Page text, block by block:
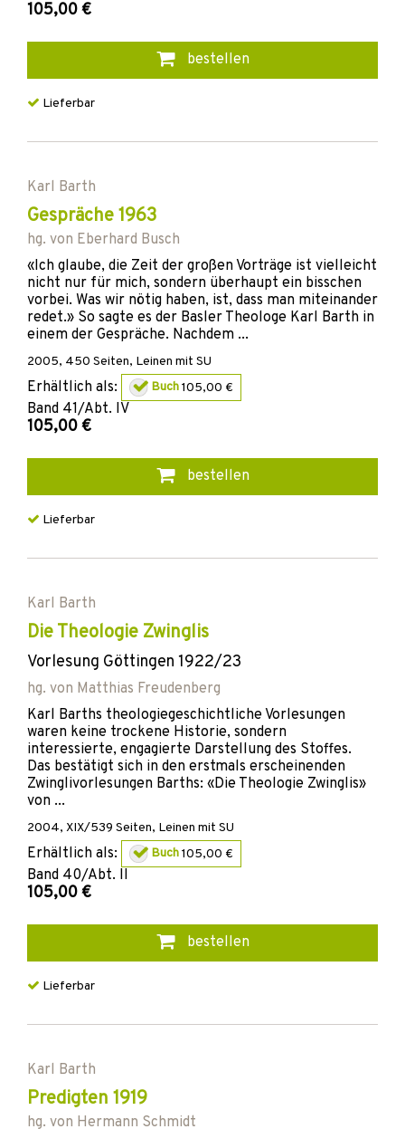
105,00 €
bestellen
Lieferbar
Karl Barth
Gespräche 1963
hg. von Eberhard Busch
«Ich glaube, die Zeit der großen Vorträge ist vielleicht
nicht nur für mich, sondern überhaupt ein bisschen
vorbei. Was wir nötig haben, ist, dass man miteinander
redet.» So sagte es der Basler Theologe Karl Barth in
einem der Gespräche. Nachdem ...
2005, 450 Seiten, Leinen mit SU
Erhältlich als: Buch105,00 €
Band 41/Abt. IV
105,00 €
bestellen
Lieferbar
Karl Barth
Die Theologie Zwinglis
Vorlesung Göttingen 1922/23
hg. von Matthias Freudenberg
Karl Barths theologiegeschichtliche Vorlesungen
waren keine trockene Historie, sondern
interessierte, engagierte Darstellung des Stoffes.
Das bestätigt sich in den erstmals erscheinenden
Zwinglivorlesungen Barths: «Die Theologie Zwinglis»
von ...
2004, XIX/539 Seiten, Leinen mit SU
Erhältlich als: Buch105,00 €
Band 40/Abt. II
105,00 €
bestellen
Lieferbar
Karl Barth
Predigten 1919
hg. von Hermann Schmidt